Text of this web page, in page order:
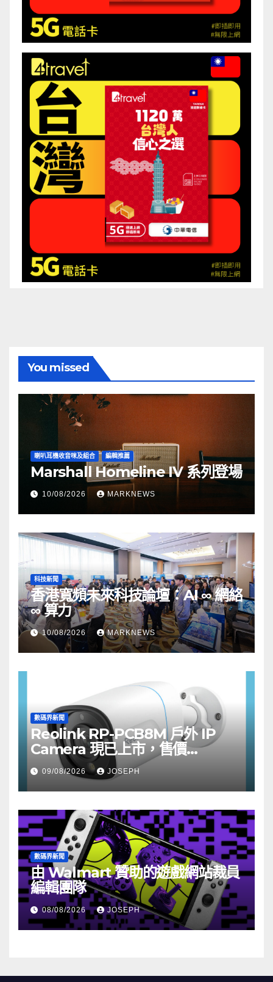
You missed
喇叭耳機收音咪及組合 編輯推薦
Marshall Homeline IV 系列登場
10/08/2026 MARKNEWS
科技新聞
香港寬頻未來科技論壇：AI ∞ 網絡
∞ 算力
10/08/2026 MARKNEWS
數碼界新聞
Reolink RP-PCB8M 戶外 IP
Camera 現已上市，售價
HK$722
09/08/2026 JOSEPH
數碼界新聞
由 Walmart 贊助的遊戲網站裁員
編輯團隊
08/08/2026 JOSEPH